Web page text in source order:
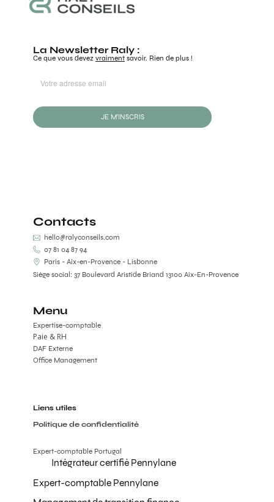
La Newsletter Raly :
Ce que vous devez vraiment savoir. Rien de plus !
JE M'INSCRIS
Contacts
hello@ralyconseils.com
07 81 04 87 94
Paris - Aix-en-Provence - Lisbonne
Siège social: 37 Boulevard Aristide Briand 13100 Aix-En-Provence
Menu
Expertise-comptable
DAF Externe
Office Management
Paie & RH
Liens utiles
Politique de confidentialité
Expert-comptable Portugal
Intégrateur certifié Pennylane
Expert-comptable Pennylane